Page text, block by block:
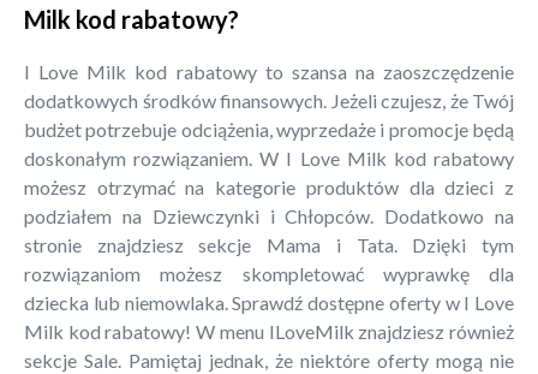
Milk kod rabatowy?
I Love Milk kod rabatowy to szansa na zaoszczędzenie
dodatkowych środków finansowych. Jeżeli czujesz, że Twój
budżet potrzebuje odciążenia, wyprzedaże i promocje będą
doskonałym rozwiązaniem. W I Love Milk kod rabatowy
możesz otrzymać na kategorie produktów dla dzieci z
podziałem na Dziewczynki i Chłopców. Dodatkowo na
stronie znajdziesz sekcje Mama i Tata. Dzięki tym
rozwiązaniom możesz skompletować wyprawkę dla
dziecka lub niemowlaka. Sprawdź dostępne oferty w I Love
Milk kod rabatowy! W menu ILoveMilk znajdziesz również
sekcje Sale. Pamiętaj jednak, że niektóre oferty mogą nie